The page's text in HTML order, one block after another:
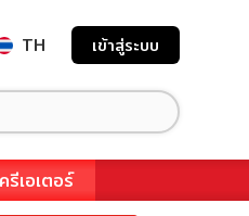
TH เข้าสู่ระบบ
รีเอเตอร์